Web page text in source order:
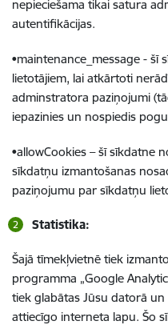
nepieciešama tikai satura
autentifikācijas.
•maintenance_message - šī
lietotājiem, lai atkārtoti
adminstratora paziņojumi
iepazinies un nospiedis
•allowCookies – šī sīkdatne
sīkdatņu izmantošanas
paziņojumu par sīkdatņu
Statistika:
Šajā tīmekļvietnē tiek
programma „Google
tiek glabātas Jūsu datorā
attiecīgo interneta lapu. Šo